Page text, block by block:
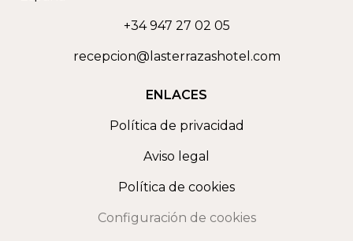
+34 947 27 02 05
recepcion@lasterrazashotel.com
ENLACES
Política de privacidad
Aviso legal
Política de cookies
Configuración de cookies